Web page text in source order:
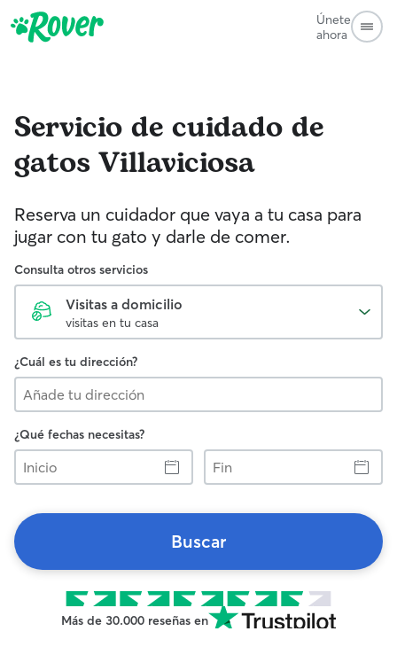
Únete
ahora
Servicio de cuidado de
gatosVillaviciosa
Reserva un cuidador que vaya a tu casa para
jugar con tu gato y darle de comer.
Consulta otros servicios
Visitas a domicilio
visitas en tu casa
¿Cuál es tu dirección?
¿Qué fechas necesitas?
Inicio
Fin
Buscar
Más de 30.000 reseñas en